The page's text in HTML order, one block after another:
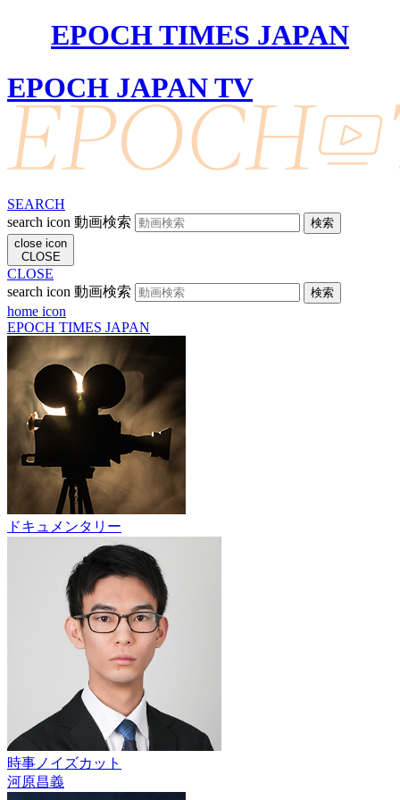
EPOCH TIMES JAPAN
EPOCH JAPAN TV
SEARCH
search icon 動画検索
close icon
CLOSE
CLOSE
search icon 動画検索
home icon
EPOCH TIMES JAPAN
ドキュメンタリー
時事ノイズカット
河原昌義